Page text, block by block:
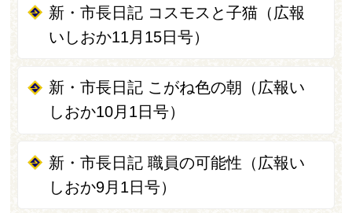
新・市長日記 コスモスと子猫（広報
いしおか11月15日号）
新・市長日記 こがね色の朝（広報い
しおか10月1日号）
新・市長日記 職員の可能性（広報い
しおか9月1日号）